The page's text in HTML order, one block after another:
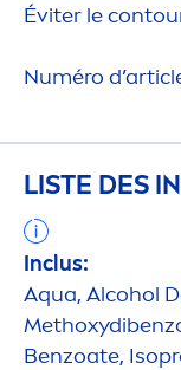
Éviter le
Numéro
LISTE DES
Inclus:
Aqua, Alcohol
Benzoate,